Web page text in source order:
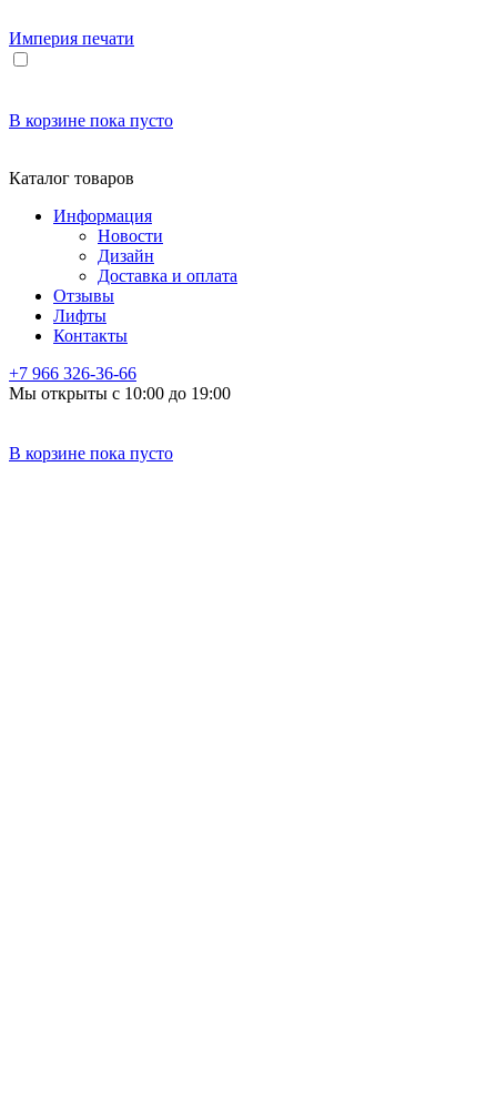
Империя печати
В корзине пока пусто
Каталог товаров
Информация
Новости
Дизайн
Доставка и оплата
Отзывы
Лифты
Контакты
+7 966 326-36-66
Мы открыты с 10:00 до 19:00
В корзине пока пусто